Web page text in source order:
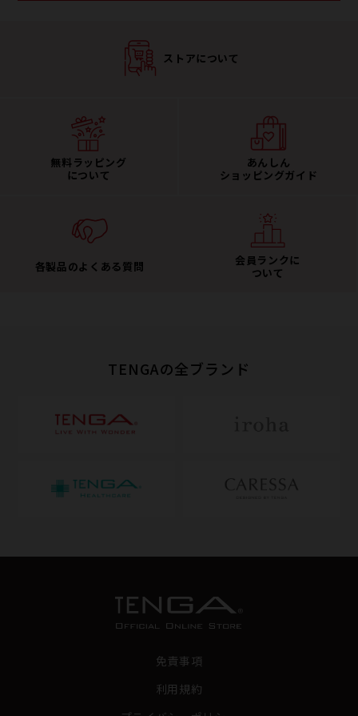
ストアについて
無料ラッピング
について
あんしん
ショッピングガイド
各製品のよくある質問
会員ランクに
ついて
TENGAの全ブランド
免責事項
利用規約